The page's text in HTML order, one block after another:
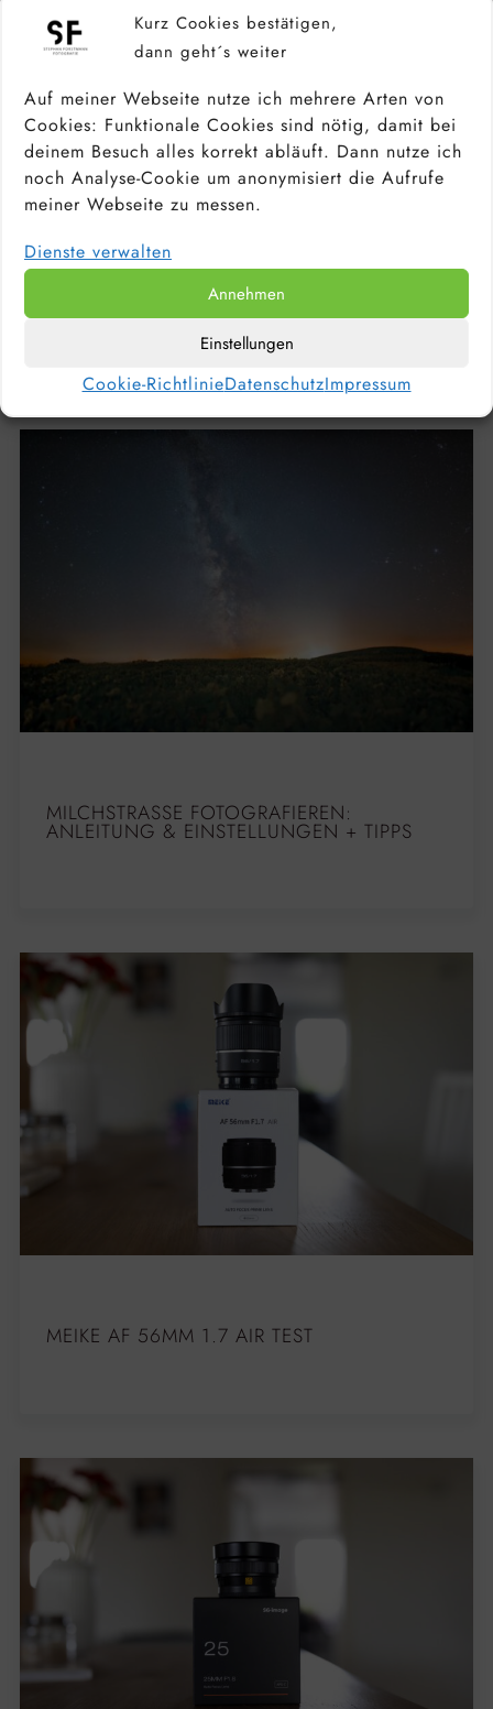
Kurz Cookies bestätigen,
dann geht´s weiter
Auf meiner Webseite nutze ich mehrere Arten von
Cookies: Funktionale Cookies sind nötig, damit bei
deinem Besuch alles korrekt abläuft. Dann nutze ich
noch Analyse-Cookie um anonymisiert die Aufrufe
meiner Webseite zu messen.
Dienste verwalten
Annehmen
Einstellungen
Cookie-RichtlinieDatenschutzImpressum
KAMERA FÜR ANFÄNGER &
HOBBYFOTOGRAFEN: DIE BESTEN
EINSTEIGERKAMERAS 2026
MILCHSTRASSE FOTOGRAFIEREN: A
NLEITUNG & EINSTELLUNGEN + TIPPS
MEIKE AF 56MM 1.7 AIR TEST